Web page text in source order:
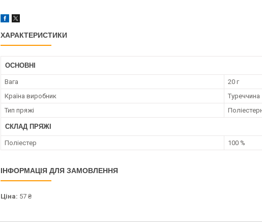
ХАРАКТЕРИСТИКИ
ОСНОВНІ
Вага
20 г
Країна виробник
Туреччина
Тип пряжі
СКЛАД ПРЯЖІ
Поліестер 100 %
ІНФОРМАЦІЯ ДЛЯ ЗАМОВЛЕННЯ
Ціна: 57 ₴